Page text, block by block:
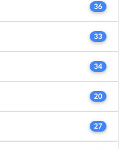
36
33
34
20
27